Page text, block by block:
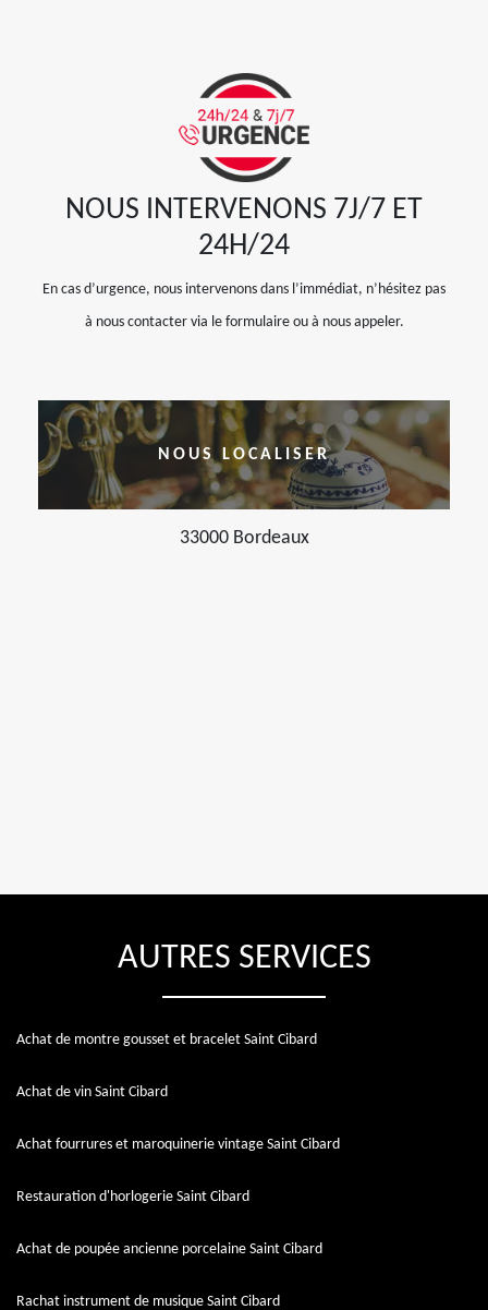
NOUS INTERVENONS 7J/7 ET
24H/24
En cas d’urgence, nous intervenons dans l’immédiat, n’hésitez pas
à nous contacter via le formulaire ou à nous appeler.
NOUS LOCALISER
33000 Bordeaux
AUTRES SERVICES
Achat de montre gousset et bracelet Saint Cibard
Achat de vin Saint Cibard
Achat fourrures et maroquinerie vintage Saint Cibard
Restauration d'horlogerie Saint Cibard
Achat de poupée ancienne porcelaine Saint Cibard
Rachat instrument de musique Saint Cibard